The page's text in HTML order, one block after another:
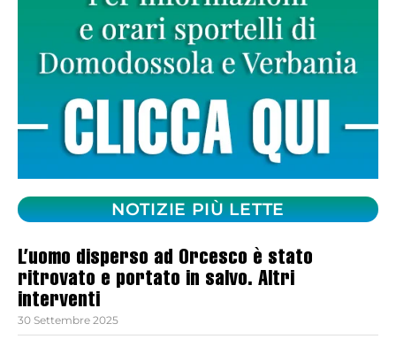
NOTIZIE PIÙ LETTE
L’uomo disperso ad Orcesco è stato
ritrovato e portato in salvo. Altri
interventi
30 Settembre 2025